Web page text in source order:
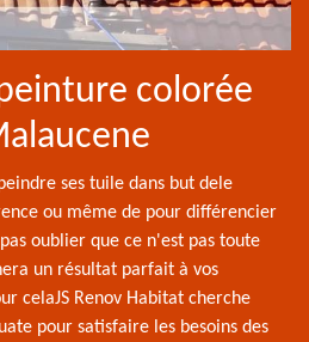
colorée
ses tuile dans but dele
ou même de pour différencier
oublier que ce n'est pas toute
un résultat parfait à vos
celaJS Renov Habitat cherche
pour satisfaire les besoins des